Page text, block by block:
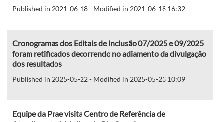
Published in 2021-06-18 - Modified in 2021-06-18 16:32
Cronogramas dos Editais de Inclusão 07/2025 e 09/2025
foram retificados decorrendo no adiamento da divulgação
dos resultados
Published in 2025-05-22 - Modified in 2025-05-23 10:09
Equipe da Prae visita Centro de Referência de